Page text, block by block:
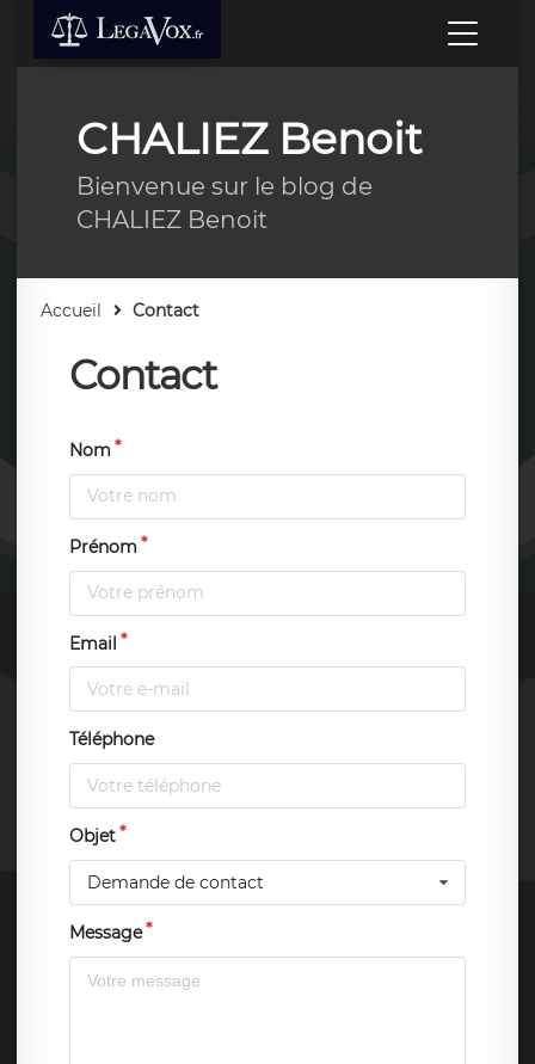
CHALIEZ Benoit
Bienvenue sur le blog de
CHALIEZ Benoit
Accueil Contact
Contact
Nom
Prénom
Email
Téléphone
Objet
Demande de contact
Message